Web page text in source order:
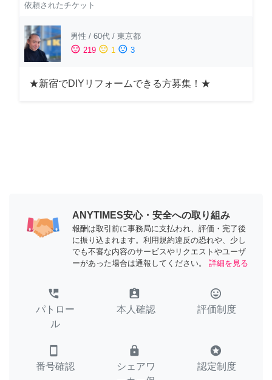
依頼されたチケット
男性 / 60代 / 東京都
sentiment_satisfied 219 sentiment_neutral 1 sentiment_dissatisfied 3
★新宿でDIYリフォームできる方募集！★
ANYTIMES安心・安全への取り組み
報酬は取引前に事務局に支払われ、評価・完了後
に振り込まれます。利用規約違反の恐れや、少し
でも不審な内容のサービスやリクエストやユーザ
ーがあった場合は通報してください。
詳細を見る
perm_phone_msg
パトロー
ル
assignment_ind
本人確認
tag_faces
評価制度
smartphone
番号確認
lock
シェアワ
stars
認定制度